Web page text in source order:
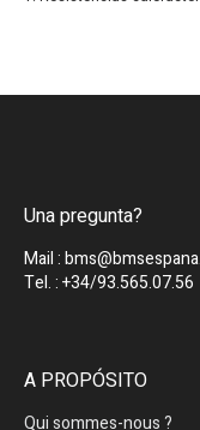
Una pregunta?
Mail :
Tel. : +34/93.565.07.56
A PROPÓSITO
Qui sommes-nous ?